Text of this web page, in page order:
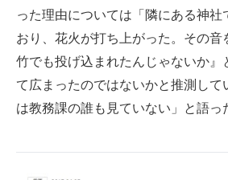
った理由については「隣にある神社
おり、花火が打ち上がった。その音
竹でも投げ込まれたんじゃないか』
て広まったのではないかと推測して
は教務課の誰も見ていない」と語っ